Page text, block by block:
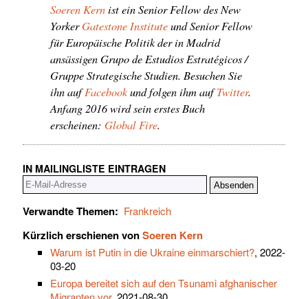
Soeren Kernist ein Senior Fellow des New
YorkerGatestone Instituteund Senior Fellow
für Europäische Politik der in Madrid
ansässigen Grupo de Estudios Estratégicos /
Gruppe Strategische Studien. Besuchen Sie
ihn auf Facebookund folgen ihm auf Twitter.
Anfang 2016 wird sein erstes Buch
erscheinen: Global Fire.
IN MAILINGLISTE EINTRAGEN
Verwandte Themen: Frankreich
Kürzlich erschienen vonSoeren Kern
Warum ist Putin in die Ukraine einmarschiert?, 2022-
03-20
Europa bereitet sich auf den Tsunami afghanischer